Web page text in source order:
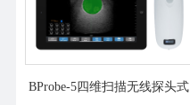
BProbe-5四维扫描无线探头式